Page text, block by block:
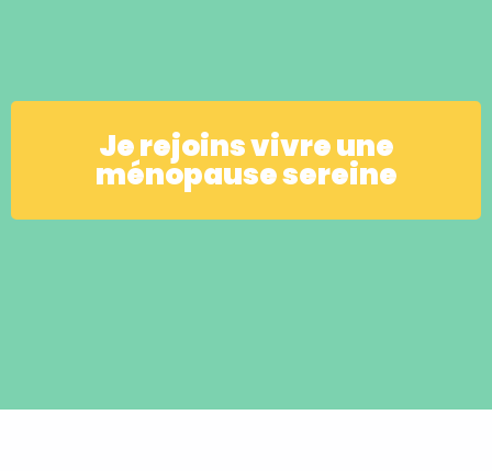
Je rejoins vivre une
ménopause sereine